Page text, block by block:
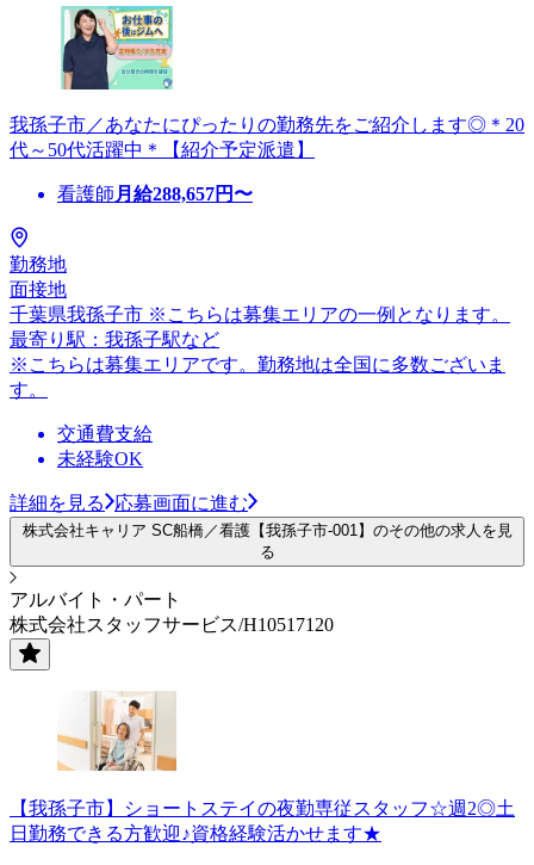
我孫子市／あなたにぴったりの勤務先をご紹介します◎＊20
代～50代活躍中＊【紹介予定派遣】
看護師 月給288,657円〜
勤務地
面接地
千葉県我孫子市 ※こちらは募集エリアの一例となります。
最寄り駅：我孫子駅など
※こちらは募集エリアです。勤務地は全国に多数ございま
す。
交通費支給
未経験OK
詳細を見る 応募画面に進む
株式会社キャリア SC船橋／看護【我孫子市-001】のその他の求人を見
る
アルバイト・パート
株式会社スタッフサービス/H10517120
【我孫子市】ショートステイの夜勤専従スタッフ☆週2◎土
日勤務できる方歓迎♪資格経験活かせます★